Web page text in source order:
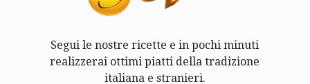
Segui le nostre ricette e in pochi minuti
realizzerai ottimi piatti della tradizione
italiana e stranieri.